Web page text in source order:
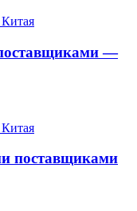
—
поставщиками